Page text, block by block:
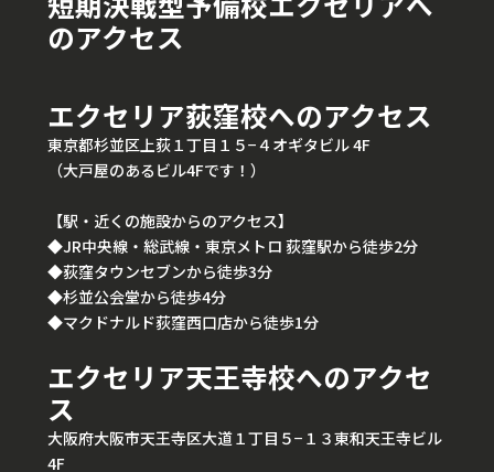
のアクセス
エクセリア荻窪校へのアクセス
東京都杉並区上荻１丁目１５−４オギタビル 4F
（大戸屋のあるビル4Fです！）
【駅・近くの施設からのアクセス】
◆JR中央線・総武線・東京メトロ 荻窪駅から徒歩2分
◆荻窪タウンセブンから徒歩3分
◆杉並公会堂から徒歩4分
◆マクドナルド荻窪西口店から徒歩1分
エクセリア天王寺校へのアクセ
ス
大阪府大阪市天王寺区大道１丁目５−１３東和天王寺ビル
4F